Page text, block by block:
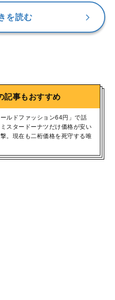
を読む
記事もおすすめ
ールドファッション64円」で話
スタードーナツだけ価格が安い
。現在も二桁価格を死守する唯